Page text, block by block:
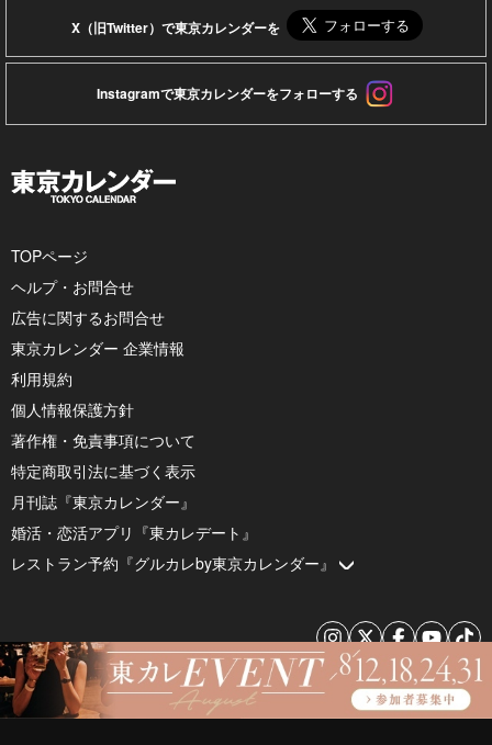
X（旧Twitter）で東京カレンダーを
Instagramで東京カレンダーをフォローする
TOPページ
ヘルプ・お問合せ
広告に関するお問合せ
東京カレンダー 企業情報
利用規約
個人情報保護方針
著作権・免責事項について
特定商取引法に基づく表示
月刊誌『東京カレンダー』
婚活・恋活アプリ『東カレデート』
レストラン予約『グルカレby東京カレンダー』
© 2026 by Tokyo Calendar, Inc.